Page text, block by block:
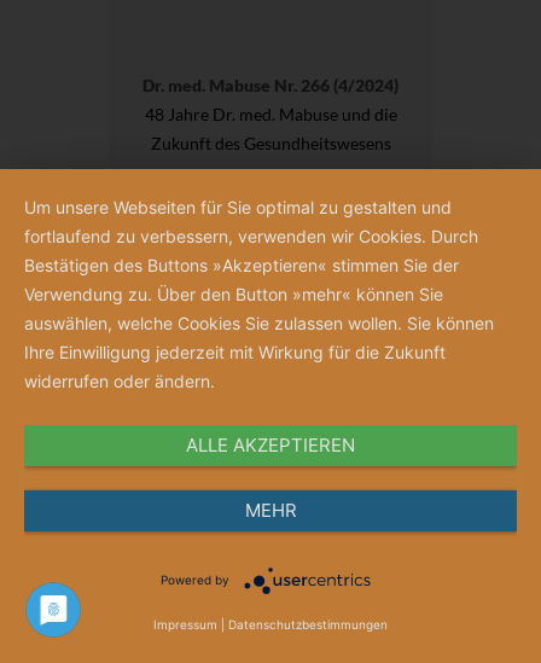
Dr. med. Mabuse Nr. 266 (4/2024)
48 Jahre Dr. med. Mabuse und die
Zukunft des Gesundheitswesens
Um unsere Webseiten für Sie optimal zu gestalten und
fortlaufend zu verbessern, verwenden wir Cookies. Durch
Bestätigen des Buttons »Akzeptieren« stimmen Sie der
Verwendung zu. Über den Button »mehr« können Sie
auswählen, welche Cookies Sie zulassen wollen. Sie können
Ihre Einwilligung jederzeit mit Wirkung für die Zukunft
widerrufen oder ändern.
ALLE AKZEPTIEREN
MEHR
Powered by
Impressum Datenschutzbestimmungen